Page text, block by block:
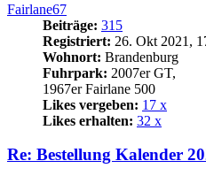
Fairlane67
Beiträge: 315
Registriert: 26. Okt 2021,
Wohnort: Brandenburg
Fuhrpark: 2007er GT,
1967er Fairlane 500
Likes vergeben: 17 x
Likes erhalten: 32 x
Re: Bestellung Kalender